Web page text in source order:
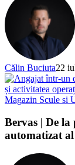
Călin Buciuta22
Magazin Scule si
Bervas | De
automatizat